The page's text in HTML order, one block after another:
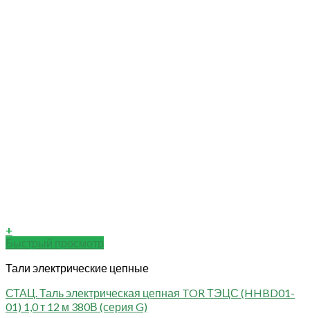
+
Быстрый просмотр
Тали электрические цепные
СТАЦ. Таль электрическая цепная TOR ТЭЦС (HHBD01-
01) 1,0 т 12 м 380В (серия G)